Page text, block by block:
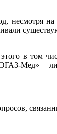
несмотря
в том
Мед»